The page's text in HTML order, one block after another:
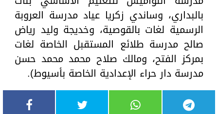
بالبداري، وساندي زكريا عياد مدرسة العروبة
الرسمية لغات بالقوصية، وخديجة وليد رياض
صالح مدرسة طلائع المستقبل الخاصة لغات
بمركز الفتح، ومالك صلاح محمد محمد حسن
مدرسة دار حراء الإعدادية الخاصة بأسيوط).